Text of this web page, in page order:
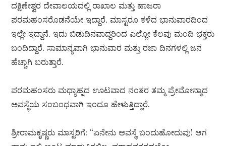
ದಕ್ಷಿಣೇಶ್ವರ ದೇವಾಲಯದಲ್ಲಿ ರಾಖಾಲ ಮತ್ತು ಹಾಜರಾ
ಪರಮಹಂಸರೊಡನೆಯೇ ಇದ್ದಾರೆ. ಮಾಸ್ಟರೂ ಕಳೆದ ಭಾನುವಾರದಿಂದ
ಇಲ್ಲೇ ಇದ್ದಾನೆ. ಇದು ಬಿಡುದಿನವಾದ್ದರಿಂದ ಎಲ್ಲೋ ಕೆಲವು ಮಂದಿ ಭಕ್ತರು
ಬಂದಿದ್ದಾರೆ. ಸಾಮಾನ್ಯವಾಗಿ ಭಾನುವಾರ ಮತ್ತು ರಜಾ ದಿನಗಳಲ್ಲಿ ಜನ
ಹೆಚ್ಚಾಗಿ ಬರುತ್ತಾರೆ.
ಪರಮಹಂಸರು ಮಧ್ಯಾಹ್ನದ ಊಟವಾದ ನಂತರ ತಮ್ಮ ಪ್ರೇಮೋನ್ಮಾದ
ಅವಸ್ಥೆಯ ಸಂಬಂಧವಾಗಿ ಇಂದೂ ಹೇಳುತ್ತಿದ್ದಾರೆ.
ಶ್ರೀರಾಮಕೃಷ್ಣರು ಮಾಸ್ಟರಿಗೆ: “ಏನೇನು ಅವಸ್ಥೆ ಬಂದುಹೋದುವು! ಆಗ